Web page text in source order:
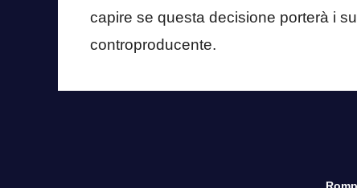
capire se questa decisione porterà i
controproducente.